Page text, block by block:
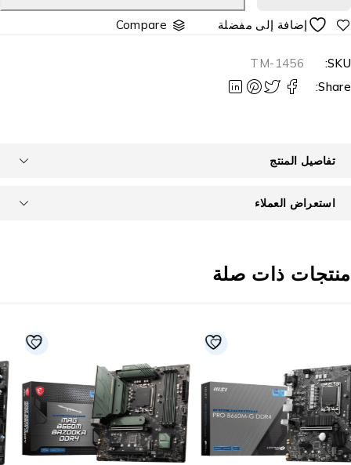
Compare
TM-1456
تفاصيل المنتج
استعراض العملاء
ذات صلة